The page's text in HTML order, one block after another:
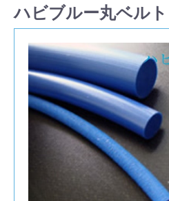
会社案内
無料お見積り
ハビブルー丸ベル